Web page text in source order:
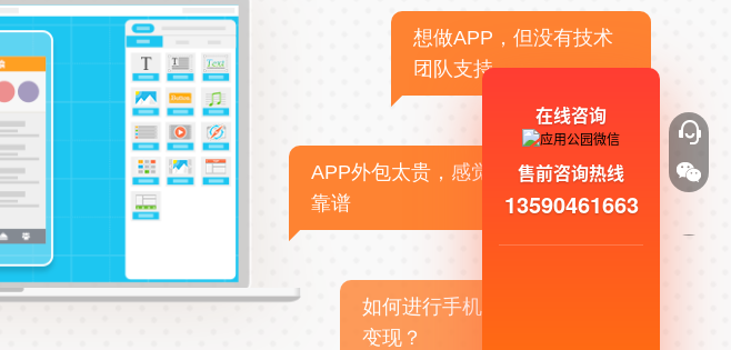
想做APP，但没有技术
团队支持
APP外包太贵，感觉不
靠谱
如何进行手机APP商业
变现？
在线咨询
售前咨询热线
13590461663